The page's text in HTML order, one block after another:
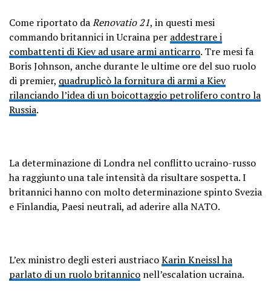
Come riportato daRenovatio 21, in questi mesi
commando britannici in Ucraina per addestrare i
combattenti di Kiev ad usare armi anticarro. Tre mesi fa
Boris Johnson, anche durante le ultime ore del suo ruolo
di premier, quadruplicò la fornitura di armi a Kiev
rilanciando l’idea di un boicottaggio petrolifero contro la
Russia.
La determinazione di Londra nel conflitto ucraino-russo
ha raggiunto una tale intensità da risultare sospetta. I
britannici hanno con molto determinazione spinto Svezia
e Finlandia, Paesi neutrali, ad aderire alla NATO.
L’ex ministro degli esteri austriacoKarin Kneissl ha
parlato di un ruolo britannico nell’escalation ucraina.